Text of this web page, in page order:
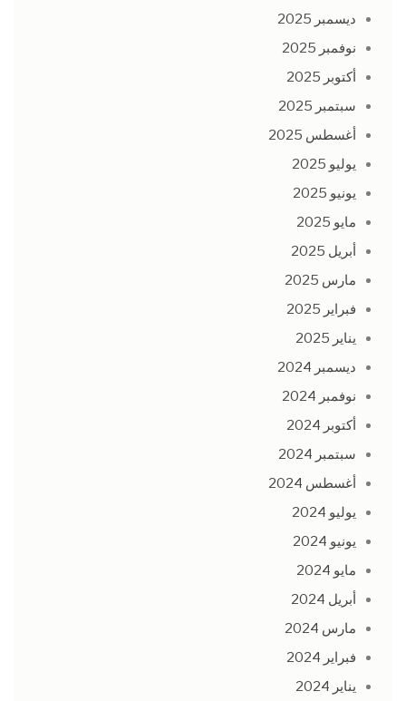
ديسمبر 2025
نوفمبر 2025
أكتوبر 2025
سبتمبر 2025
أغسطس 2025
يوليو 2025
يونيو 2025
مايو 2025
أبريل 2025
مارس 2025
فبراير 2025
يناير 2025
ديسمبر 2024
نوفمبر 2024
أكتوبر 2024
سبتمبر 2024
أغسطس 2024
يوليو 2024
يونيو 2024
مايو 2024
أبريل 2024
مارس 2024
فبراير 2024
يناير 2024